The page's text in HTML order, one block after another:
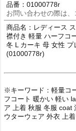
品番：01000778r
お問い合わせの際は
商品名：レディース
襟付き 軽量 ハーフコ
冬 L カーキ 母 女性
(01000778r)
※キーワード：軽量コ
フコート 暖かい 軽い
ア 上着 秋服 冬服 coat
ウターウェア 外衣 上